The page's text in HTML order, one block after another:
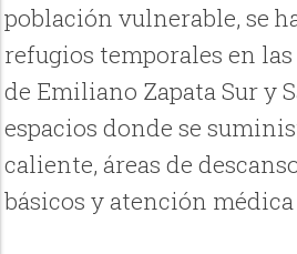
población vulnerable, se
refugios temporales en
de Emiliano Zapata Sur y
espacios donde se
caliente, áreas de
básicos y atención